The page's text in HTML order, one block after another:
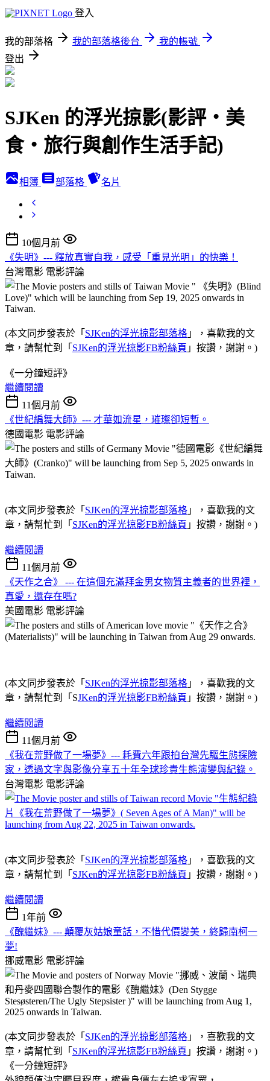
登入
我的部落格 我的部落格後台
我的帳號
登出
SJKen 的浮光掠影(影評‧美
食‧旅行與創作生活手記)
相簿 部落格 名片
10個月前
《失明》--- 釋放真實自我，感受「重見光明」的快樂！
台灣電影 電影評論
(本文同步發表於「 SJKen的浮光掠影部落格 」，喜歡我的文
章，請幫忙到「 SJKen的浮光掠影FB粉絲頁 」按讚，謝謝。)
《一分鐘短評》
繼續閱讀
11個月前
《世紀編舞大師》--- 才華如流星，璀璨卻短暫。
德國電影 電影評論
(本文同步發表於「 SJKen的浮光掠影部落格 」，喜歡我的文
章，請幫忙到「 SJKen的浮光掠影FB粉絲頁 」按讚，謝謝。)
繼續閱讀
11個月前
《天作之合》 --- 在這個充滿拜金男女物質主義者的世界裡，
真愛，還存在嗎?
美國電影 電影評論
(本文同步發表於「 SJKen的浮光掠影部落格 」，喜歡我的文
章，請幫忙到「SJKen的浮光掠影FB粉絲頁 」按讚，謝謝。)
繼續閱讀
11個月前
《我在荒野做了一場夢》--- 耗費六年跟拍台灣先驅生態探險
家，透過文字與影像分享五十年全球珍貴生態演變與紀錄。
台灣電影 電影評論
(本文同步發表於「 SJKen的浮光掠影部落格 」，喜歡我的文
章，請幫忙到「 SJKen的浮光掠影FB粉絲頁 」按讚，謝謝。)
繼續閱讀
1年前
《醜繼妹》--- 顛覆灰姑娘童話，不惜代價變美，終歸南柯一
夢!
挪威電影 電影評論
(本文同步發表於「 SJKen的浮光掠影部落格 」，喜歡我的文
章，請幫忙到「 SJKen的浮光掠影FB粉絲頁 」按讚，謝謝。)
《一分鐘短評》